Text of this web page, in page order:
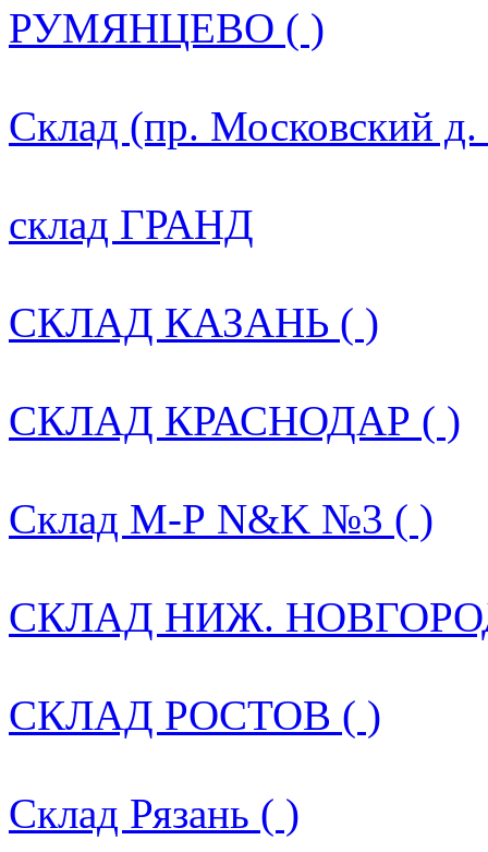
РУМЯНЦЕВО ( )
Склад (пр. Московский д.
склад ГРАНД
СКЛАД КАЗАНЬ ( )
СКЛАД КРАСНОДАР ( )
Склад М-Р N&K №3 ( )
СКЛАД НИЖ.
СКЛАД РОСТОВ ( )
Склад Рязань ( )